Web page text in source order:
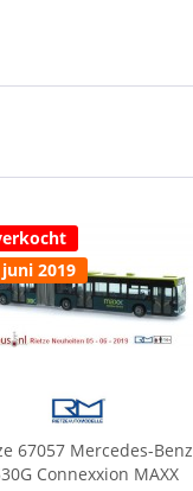
2019
67057 Mercedes-Benz
Connexxion MAXX